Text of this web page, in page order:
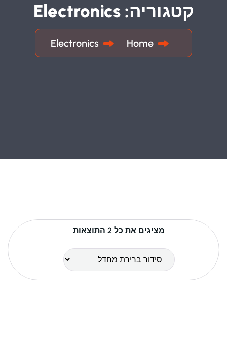
קטגוריה:Electronics
Home
Electronics
מציגים את כל ⁦2⁩ התוצאות